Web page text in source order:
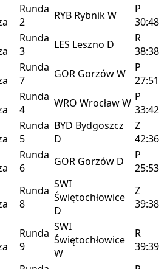
Runda
2
RYB RybnikW
P
30:48
Runda
3
LES Leszno D
R
38:38
Runda
7
GOR GorzówW
P
27:51
Runda
4
WRO WrocławW P
33:42
Runda
5
BYD Bydgoszcz
D
Z
42:36
Runda
6
GOR Gorzów D
P
25:53
Runda
8
SWI
Świętochłowice
D
Z
39:38
Runda
9
SWI
Świętochłowice
W
R
39:39